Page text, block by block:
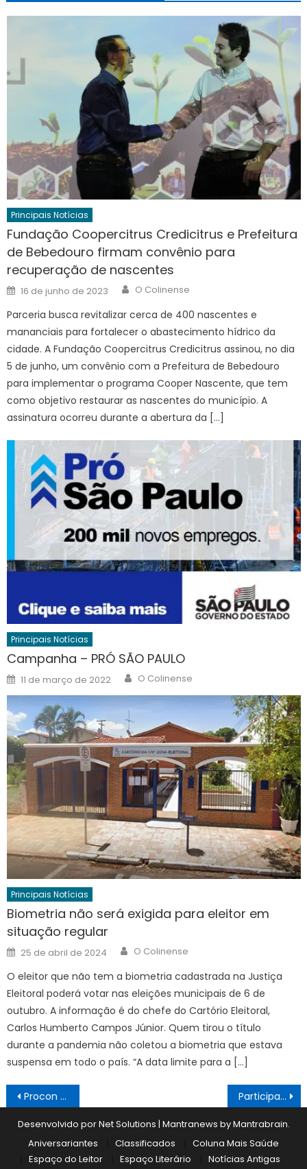
Principais Notícias
Fundação Coopercitrus Credicitrus e Prefeitura
de Bebedouro firmam convênio para
recuperação de nascentes
Posted
on
16 de junho de 2023 Author
O Colinense
Parceria busca revitalizar cerca de 400 nascentes e
mananciais para fortalecer o abastecimento hídrico da
cidade. A Fundação Coopercitrus Credicitrus assinou, no dia
5 de junho, um convênio com a Prefeitura de Bebedouro
para implementar o programa Cooper Nascente, que tem
como objetivo restaurar as nascentes do município. A
assinatura ocorreu durante a abertura da […]
Principais Notícias
Campanha – PRÓ SÃO PAULO
Posted
on
11 de março de 2022 Author
O Colinense
Principais Notícias
Biometria não será exigida para eleitor em
situação regular
Posted
on
25 de abril de 2024 Author
O Colinense
O eleitor que não tem a biometria cadastrada na Justiça
Eleitoral poderá votar nas eleições municipais de 6 de
outubro. A informação é do chefe do Cartório Eleitoral,
Carlos Humberto Campos Júnior. Quem tirou o título
durante a pandemia não coletou a biometria que estava
suspensa em todo o país. “A data limite para a […]
Navegação
de
Post
Procon em alerta na campanha “Bebidas Adulteradas, Denuncie” Participantes concluemcursos do FSS
Desenvolvido por Net Solutions | Mantranews byMantrabrain.
Aniversariantes
Classificados
Coluna Mais Saúde
Espaço do Leitor
Espaço Literário Notícias Antigas